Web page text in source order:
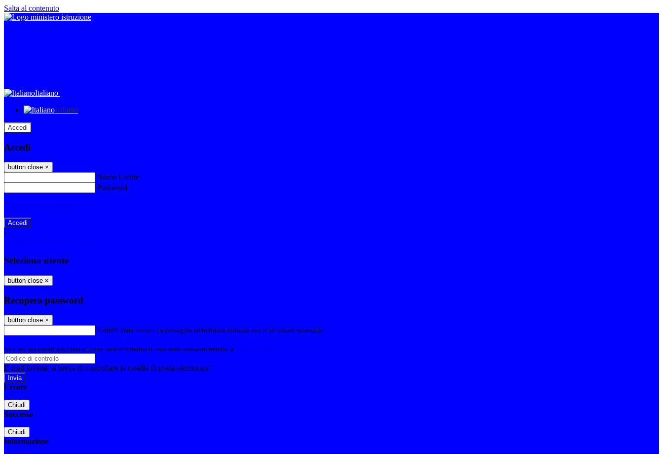
Salta al contenuto
Italiano
Italiano
Accedi
Accedi
button close ×
Nome Utente
Password
-
Seleziona utente
button close ×
Recupero password
button close ×
E-mail Verrà inviato un messaggio all'indirizzo indicato con le istruzioni necessarie.
Non hai una e-mail associata al nome utente? Effettua il reset della password tramite la
E-mail inviata, si prega di controllare la casella di posta elettronica!
Errore
Chiudi
Successo
Chiudi
Informazione